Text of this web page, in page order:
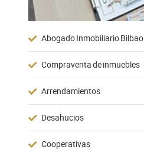
Abogado Inmobiliario Bilbao
Compraventa de inmuebles
Arrendamientos
Desahucios
Cooperativas